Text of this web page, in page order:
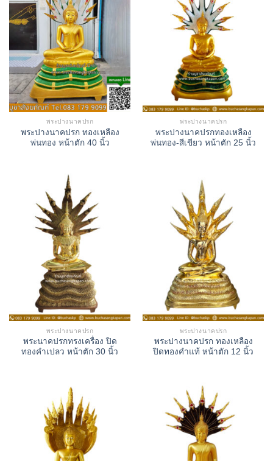
พระปางนาคปรก
พระปางนาคปรก ทองเหลือง
พ่นทอง หน้าตัก 40 นิ้ว
พระปางนาคปรก
พระปางนาคปรกทองเหลือง
พ่นทอง-สีเขียว หน้าตัก 25 นิ้ว
พระปางนาคปรก
พระนาคปรกทรงเครื่อง ปิด
ทองคำเปลว หน้าตัก 30 นิ้ว
พระปางนาคปรก
พระปางนาคปรก ทองเหลือง
ปิดทองคำแท้ หน้าตัก 12 นิ้ว